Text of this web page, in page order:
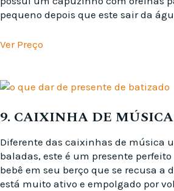
pequeno depois que este sair da
Ver Preço
9. CAIXINHA DE MÚSICA
Diferente das caixinhas de música
baladas, este é um presente
bebê em seu berço que se recusa a
está muito ativo e empolgado por